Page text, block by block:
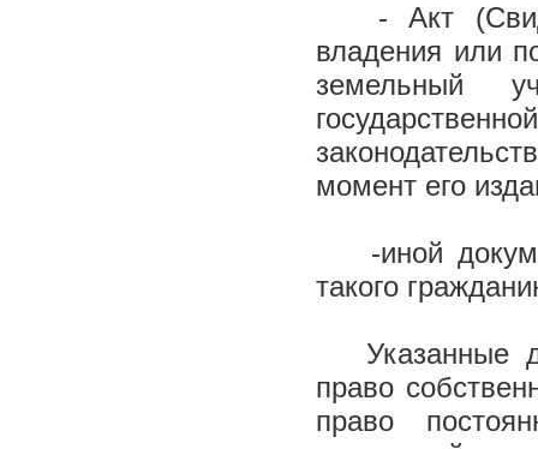
- Акт
владения или
земельный
момент его
-иной
такого
Указанные
право
право